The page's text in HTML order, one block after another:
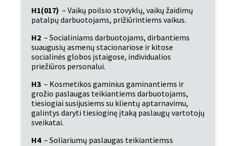
H1(017) – Vaikų poilsio stovyklų, vaikų žaidimų
patalpų darbuotojams, prižiūrintiems vaikus.
H2 – Socialiniams darbuotojams, dirbantiems
suaugusių asmenų stacionariose ir kitose
socialinės globos įstaigose, individualios
priežiūros personalui.
H3 – Kosmetikos gaminius gaminantiems ir
grožio paslaugas teikiantiems darbuotojams,
tiesiogiai susijusiems su klientų aptarnavimu,
galintys daryti tiesioginę įtaką paslaugų vartotojų
sveikatai.
H4 – Soliariumų paslaugas teikiantiemss